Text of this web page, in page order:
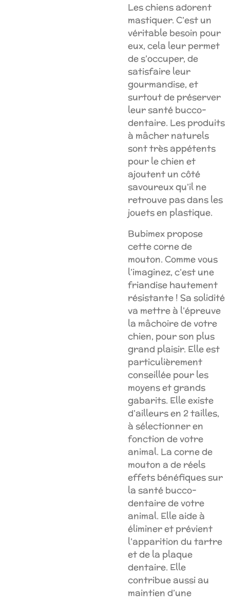
Les chiens adorent
mastiquer. C’est un
véritable besoin pour
eux, cela leur permet
de s’occuper, de
satisfaire leur
gourmandise, et
surtout de préserver
leur santé bucco-
dentaire. Les produits
à mâcher naturels
sont très appétents
pour le chien et
ajoutent un côté
savoureux qu’il ne
retrouve pas dans les
jouets en plastique.
Bubimex propose
cette corne de
mouton. Comme vous
l’imaginez, c’est une
friandise hautement
résistante ! Sa solidité
va mettre à l’épreuve
la mâchoire de votre
chien, pour son plus
grand plaisir. Elle est
particulièrement
conseillée pour les
moyens et grands
gabarits. Elle existe
d’ailleurs en 2 tailles,
à sélectionner en
fonction de votre
animal. La corne de
mouton a de réels
effets bénéfiques sur
la santé bucco-
dentaire de votre
animal. Elle aide à
éliminer et prévient
l’apparition du tartre
et de la plaque
dentaire. Elle
contribue aussi au
maintien d’une